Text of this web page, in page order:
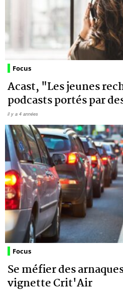
Focus
Acast, "Les jeunes
podcasts portés par
il y a 4 années
Focus
Se méfier des
vignette Crit'Air